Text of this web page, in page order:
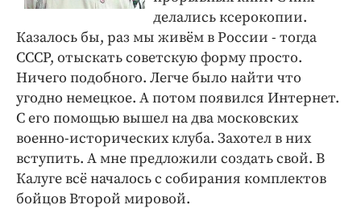
делались ксерокопии.
Казалось бы, раз мы живём в России - тогда
СССР, отыскать советскую форму просто.
Ничего подобного. Легче было найти что
угодно немецкое. А потом появился Интернет.
С его помощью вышел на два московских
военно-исторических клуба. Захотел в них
вступить. А мне предложили создать свой. В
Калуге всё началось с собирания комплектов
бойцов Второй мировой.